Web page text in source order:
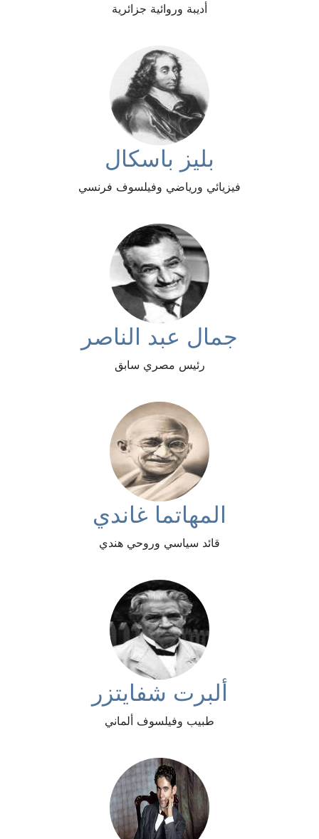
أديبة وروائية جزائرية
بليز باسكال
فيزيائي ورياضي وفيلسوف فرنسي
جمال عبد الناصر
رئيس مصري سابق
المهاتما غاندي
قائد سياسي وروحي هندي
ألبرت شفايتزر
طبيب وفيلسوف ألماني